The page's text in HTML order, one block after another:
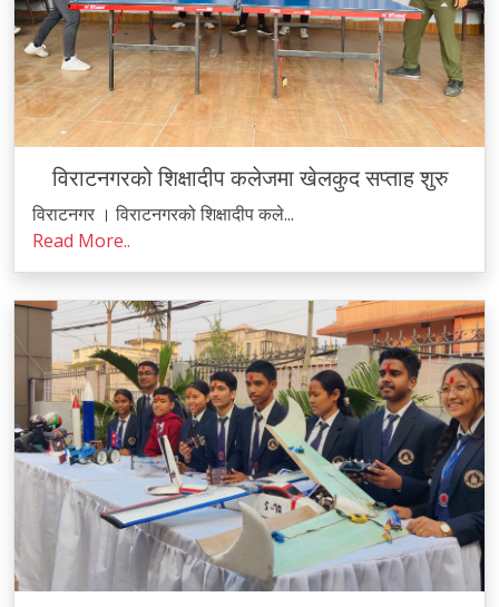
विराटनगरको शिक्षादीप कलेजमा खेलकुद सप्ताह शुरु
विराटनगर । विराटनगरको शिक्षादीप कले...
Read More..